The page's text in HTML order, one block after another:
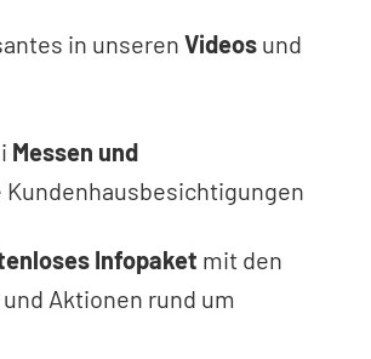
in unseren Videosund
Messen und
Kundenhausbesichtigungen
Infopaket mit den
und Aktionen rund um